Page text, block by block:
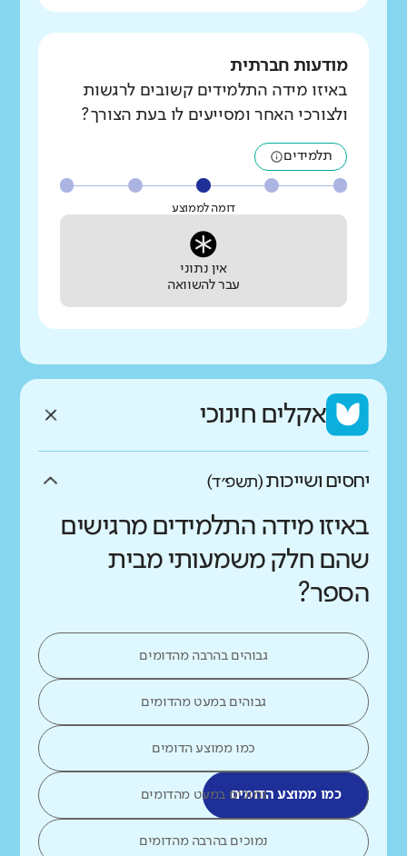
מודעות חברתית
באיזו מידה התלמידים קשובים לרגשות
ולצורכי האחר ומסייעים לו בעת הצורך?
תלמידים
דומה לממוצע
אין נתוני
עבר להשוואה
אקלים חינוכי
יחסים ושייכות(תשפ״ד)
באיזו מידה התלמידים מרגישים
שהם חלק משמעותי מבית
הספר?
גבוהים בהרבה מהדומים
גבוהים במעט מהדומים
כמו ממוצע הדומים
כמו ממוצע הדומיםנמוכים במעט מהדומים
נמוכים בהרבה מהדומים